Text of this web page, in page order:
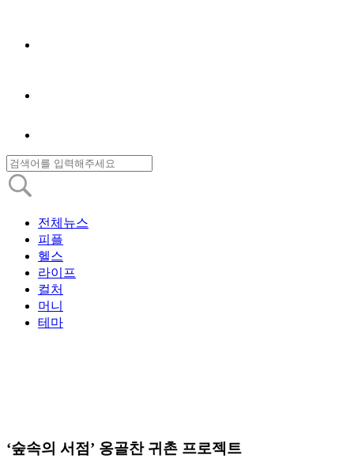
전체뉴스
피플
헬스
라이프
컬처
머니
테마
‘숲속의 서점’ 옹골찬 귀촌 프로젝트